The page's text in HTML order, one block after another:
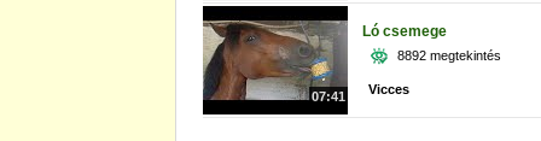
07:41
Ló csemege
8892 megtekintés
Vicces